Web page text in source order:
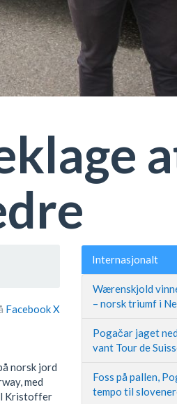
FacebookX
norsk jord
med
Kristoffer
Internasjonalt
Wærenskjold
– norsk triumf i
Pogačar jaget
vant Tour de
Foss på pallen,
tempo til